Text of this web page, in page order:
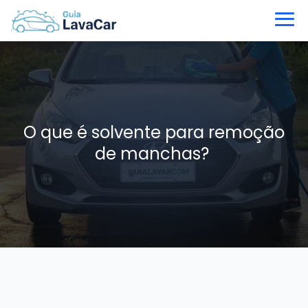
O que é solvente para remoção
de manchas?